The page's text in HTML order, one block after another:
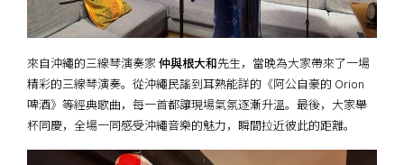
來自沖繩的三線琴演奏家仲與根大和先生，當晚為大家帶來了一場
精彩的三線琴演奏。從沖繩民謠到耳熟能詳的《阿公自豪的 Orion
啤酒》等經典歌曲，每一首都讓現場氣氛逐漸升溫。最後，大家舉
杯同慶，全場一同感受沖繩音樂的魅力，瞬間拉近彼此的距離。